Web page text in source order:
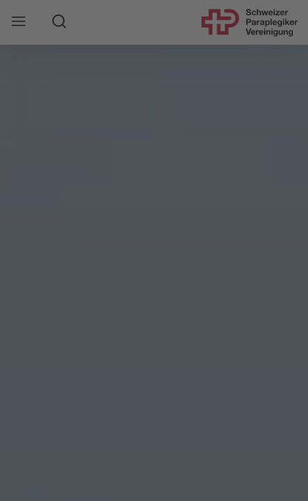
Mobile Navigation öffnen
Suche